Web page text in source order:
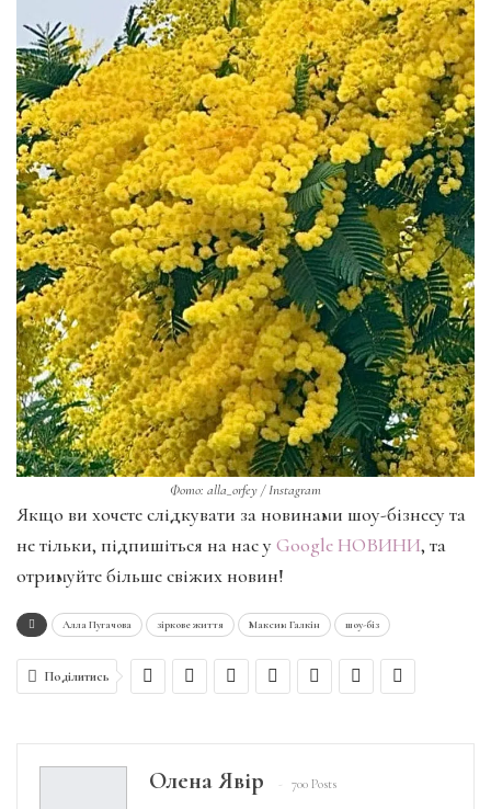
Фото: alla_orfey / Instagram
Якщо ви хочете слідкувати за новинами шоу-бізнесу та
не тільки, підпишіться на нас уGoogle НОВИНИ, та
отримуйте більше свіжих новин!
Алла Пугачова зіркове життя Максим Галкін шоу-біз
Поділитись
Олена Явір 700 Posts